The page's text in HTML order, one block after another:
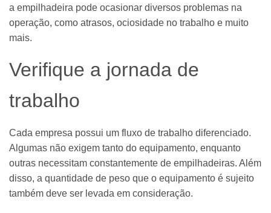
a empilhadeira pode ocasionar diversos problemas na
operação, como atrasos, ociosidade no trabalho e muito
mais.
Verifique a jornada de
trabalho
Cada empresa possui um fluxo de trabalho diferenciado.
Algumas não exigem tanto do equipamento, enquanto
outras necessitam constantemente de empilhadeiras. Além
disso, a quantidade de peso que o equipamento é sujeito
também deve ser levada em consideração.